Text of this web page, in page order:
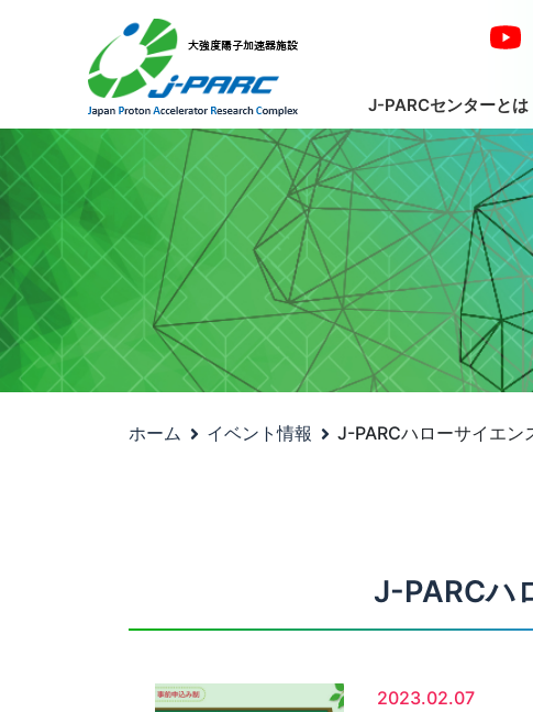
J-PARCセンターとは
ホーム イベント情報 J-PARCハローサイエン
J-PARCハ
2023.02.07